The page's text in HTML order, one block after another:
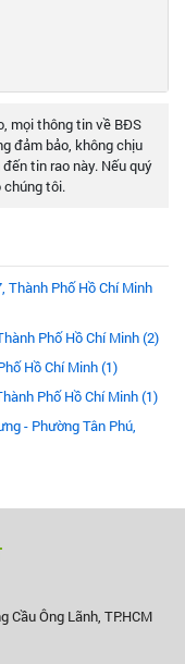
mọi thông tin về BĐS
đảm bảo, không chịu
tin rao này. Nếu quý
chúng tôi.
Thành Phố Hồ Chí Minh
Phố Hồ Chí Minh (2)
Hồ Chí Minh (1)
Phố Hồ Chí Minh (1)
- Phường Tân Phú,
Cầu Ông Lãnh, TP.HCM